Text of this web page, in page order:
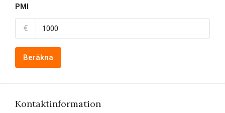
PMI
€
Beräkna
Kontaktinformation